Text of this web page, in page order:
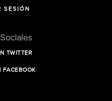
SESIÓN
TWITTER
FACEBOOK